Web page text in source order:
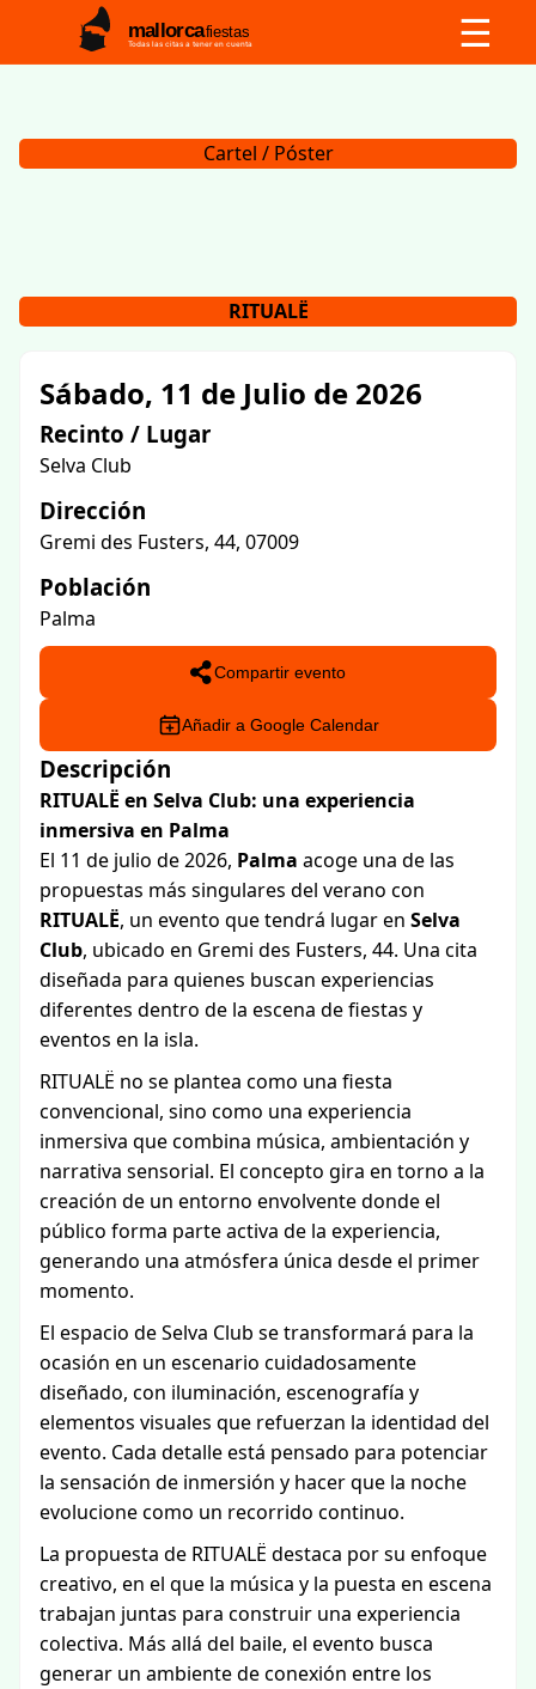
mallorcafiestas
Todas las citas a tener en cuenta ☰
Cartel / Póster
RITUALË
Sábado, 11 de Julio de 2026
Recinto / Lugar
Selva Club
Dirección
Gremi des Fusters, 44, 07009
Población
Palma
Compartir evento
Añadir a Google Calendar
Descripción
RITUALË en Selva Club: una experiencia
inmersiva en Palma
El 11 de julio de 2026, Palma acoge una de las
propuestas más singulares del verano con
RITUALË, un evento que tendrá lugar en Selva
Club, ubicado en Gremi des Fusters, 44. Una cita
diseñada para quienes buscan experiencias
diferentes dentro de la escena de fiestas y
eventos en la isla.
RITUALË no se plantea como una fiesta
convencional, sino como una experiencia
inmersiva que combina música, ambientación y
narrativa sensorial. El concepto gira en torno a la
creación de un entorno envolvente donde el
público forma parte activa de la experiencia,
generando una atmósfera única desde el primer
momento.
El espacio de Selva Club se transformará para la
ocasión en un escenario cuidadosamente
diseñado, con iluminación, escenografía y
elementos visuales que refuerzan la identidad del
evento. Cada detalle está pensado para potenciar
la sensación de inmersión y hacer que la noche
evolucione como un recorrido continuo.
La propuesta de RITUALË destaca por su enfoque
creativo, en el que la música y la puesta en escena
trabajan juntas para construir una experiencia
colectiva. Más allá del baile, el evento busca
generar un ambiente de conexión entre los